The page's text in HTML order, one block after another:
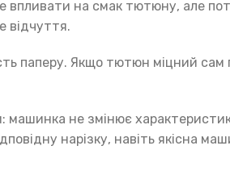
впливати на смак тютюну, але
відчуття.
паперу. Якщо тютюн міцний сам
машинка не змінює
нарізку, навіть якісна